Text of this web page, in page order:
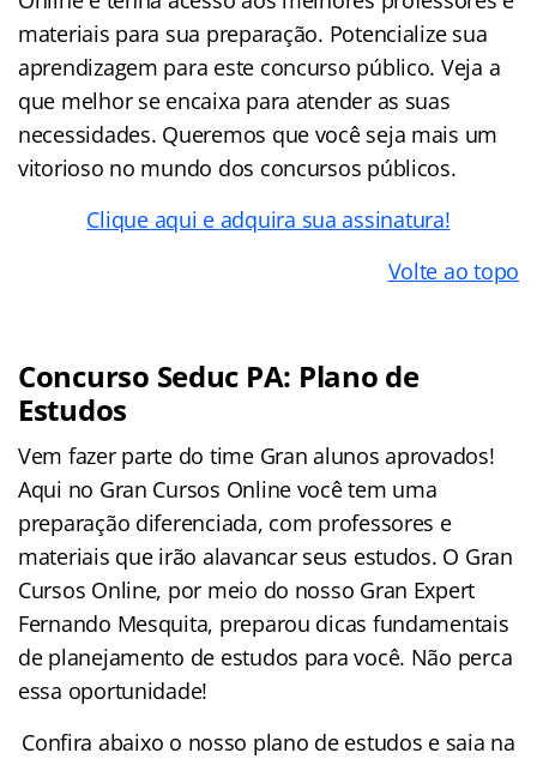
materiais para sua preparação. Potencialize sua
aprendizagem para este concurso público. Veja a
que melhor se encaixa para atender as suas
necessidades. Queremos que você seja mais um
vitorioso no mundo dos concursos públicos.
Clique aqui e adquira sua assinatura!
Volte ao topo
Concurso Seduc PA: Plano de
Estudos
Vem fazer parte do time Gran alunos aprovados!
Aqui no Gran Cursos Online você tem uma
preparação diferenciada, com professores e
materiais que irão alavancar seus estudos. O Gran
Cursos Online, por meio do nosso Gran Expert
Fernando Mesquita, preparou dicas fundamentais
de planejamento de estudos para você. Não perca
essa oportunidade!
Confira abaixo o nosso plano de estudos e saia na